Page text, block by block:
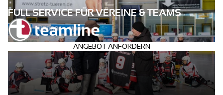
FULL SERVICE FÜR VEREINE & TEAMS
ANGEBOT ANFORDERN